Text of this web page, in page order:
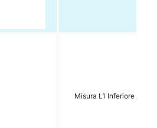
Misura L1 Inferiore Conf